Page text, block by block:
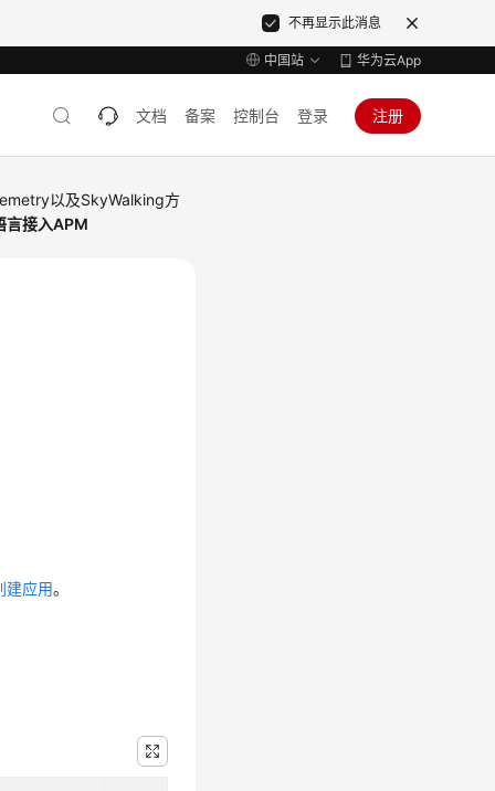
不再显示此消息
中国站 华为云App
文档 备案 控制台 登录 注册
以及SkyWalking方
言接入APM
建应用。